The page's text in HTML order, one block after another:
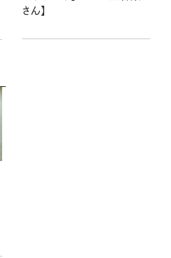
さん】